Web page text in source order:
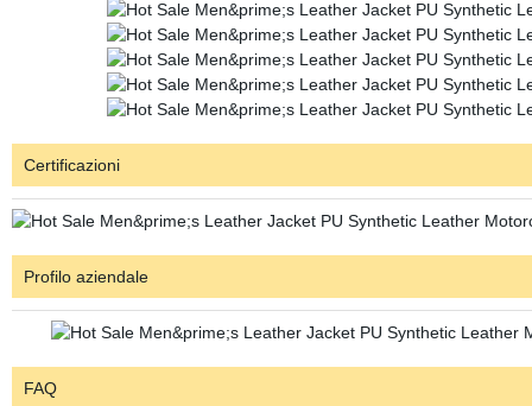
Certificazioni
Profilo aziendale
FAQ